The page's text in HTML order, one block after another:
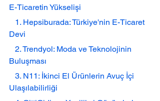
E-Ticaretin Yükselişi
Devi
Buluşması
Ulaşılabilirliği